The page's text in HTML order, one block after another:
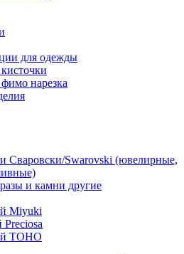
для одежды
нарезка
Сваровски/Swarovski (ювелирные,
и камни другие
Miyuki
TOHO